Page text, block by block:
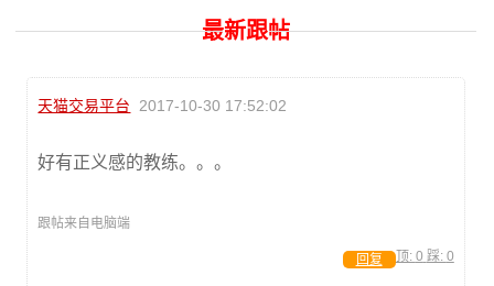
最新跟帖
天猫交易平台 2017-10-30 17:52:02
好有正义感的教练。。。
跟帖来自电脑端
顶: 0 踩: 0
回复